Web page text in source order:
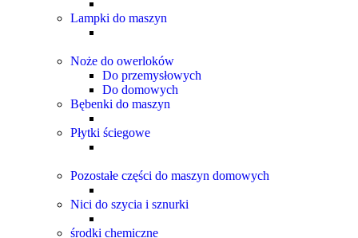
Lampki do maszyn
Noże do owerloków
Do przemysłowych
Do domowych
Bębenki do maszyn
Płytki ściegowe
Pozostałe części do maszyn domowych
Nici do szycia i sznurki
środki chemiczne